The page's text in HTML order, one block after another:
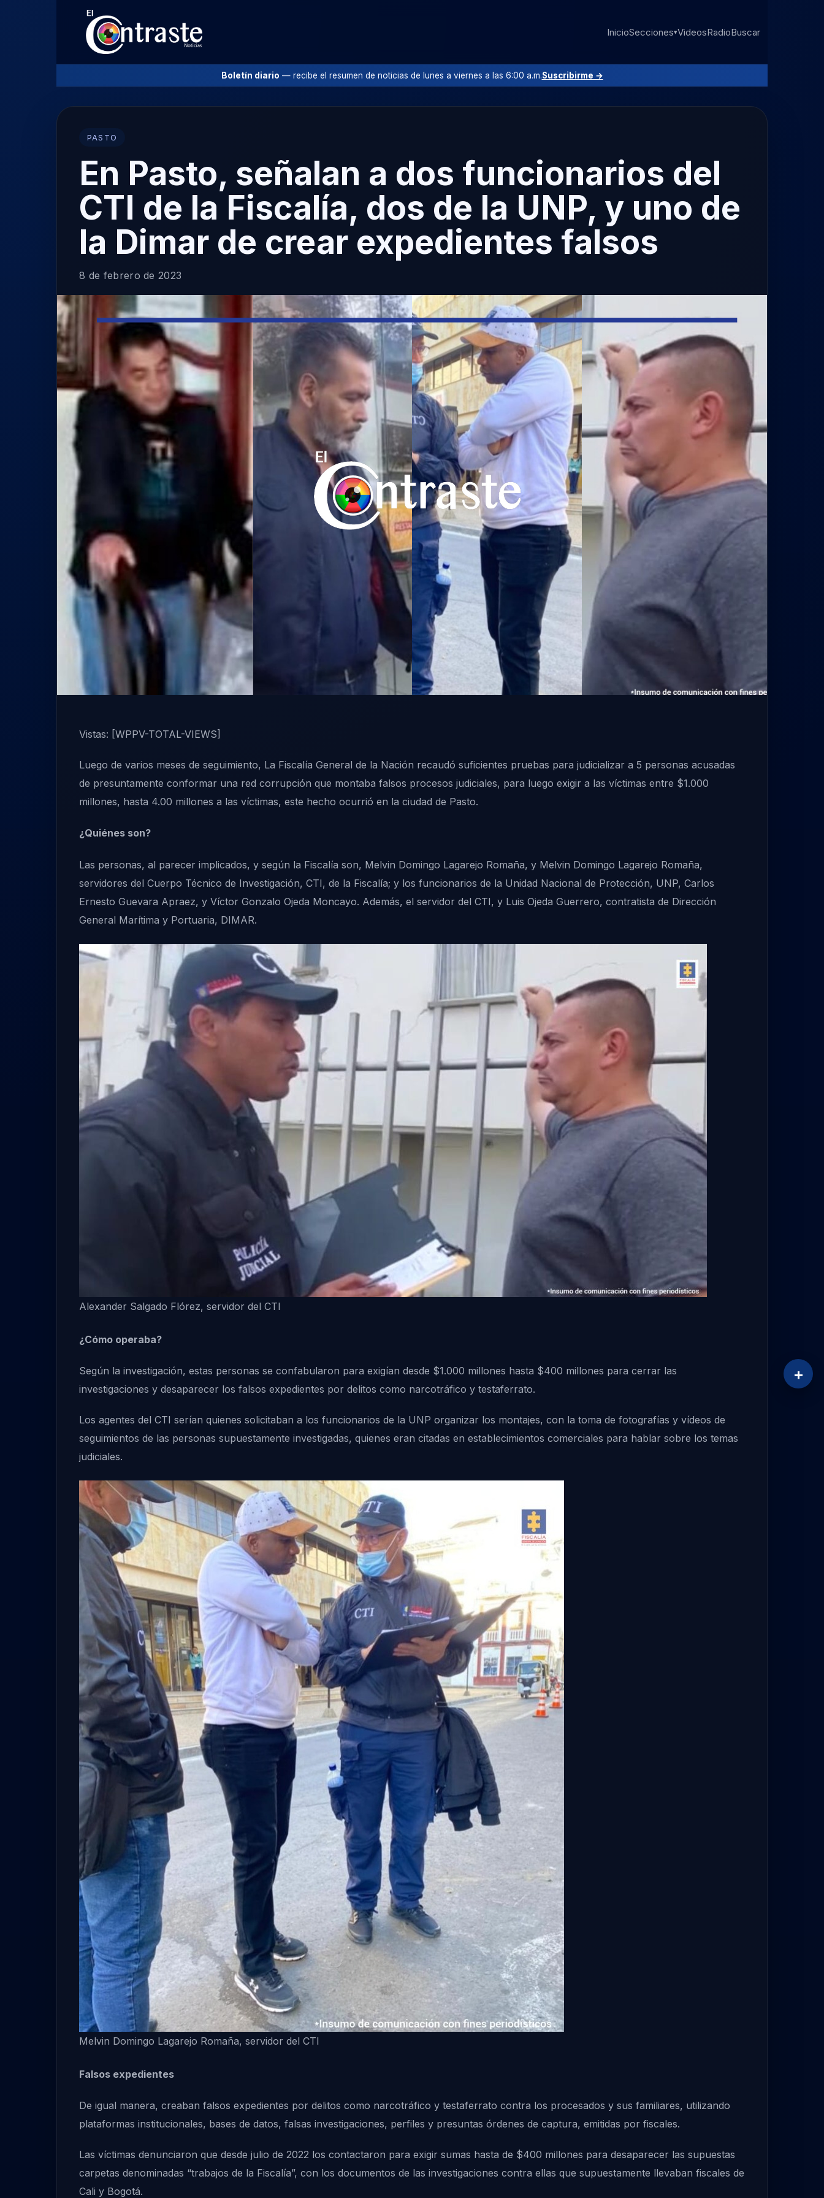
InicioSecciones▾VideosRadioBuscar
Boletín diario — recibe el resumen de noticias de lunes a viernes a las 6:00 a.m.Suscribirme →
PASTO
En Pasto, señalan a dos funcionarios del
CTI de la Fiscalía, dos de la UNP, y uno de
la Dimar de crear expedientes falsos
8 de febrero de 2023
Vistas: [WPPV-TOTAL-VIEWS]
Luego de varios meses de seguimiento, La Fiscalía General de la Nación recaudó suficientes pruebas para judicializar a 5 personas acusadas
de presuntamente conformar una red corrupción que montaba falsos procesos judiciales, para luego exigir a las víctimas entre $1.000
millones, hasta 4.00 millones a las víctimas, este hecho ocurrió en la ciudad de Pasto.
¿Quiénes son?
Las personas, al parecer implicados, y según la Fiscalía son, Melvin Domingo Lagarejo Romaña, y Melvin Domingo Lagarejo Romaña,
servidores del Cuerpo Técnico de Investigación, CTI, de la Fiscalía; y los funcionarios de la Unidad Nacional de Protección, UNP, Carlos
Ernesto Guevara Apraez, y Víctor Gonzalo Ojeda Moncayo. Además, el servidor del CTI, y Luis Ojeda Guerrero, contratista de Dirección
General Marítima y Portuaria, DIMAR.
Alexander Salgado Flórez, servidor del CTI
¿Cómo operaba?
Según la investigación, estas personas se confabularon para exigían desde $1.000 millones hasta $400 millones para cerrar las
investigaciones y desaparecer los falsos expedientes por delitos como narcotráfico y testaferrato.
Los agentes del CTI serían quienes solicitaban a los funcionarios de la UNP organizar los montajes, con la toma de fotografías y vídeos de
seguimientos de las personas supuestamente investigadas, quienes eran citadas en establecimientos comerciales para hablar sobre los temas
judiciales.
Melvin Domingo Lagarejo Romaña, servidor del CTI
Falsos expedientes
De igual manera, creaban falsos expedientes por delitos como narcotráfico y testaferrato contra los procesados y sus familiares, utilizando
plataformas institucionales, bases de datos, falsas investigaciones, perfiles y presuntas órdenes de captura, emitidas por fiscales.
Las víctimas denunciaron que desde julio de 2022 los contactaron para exigir sumas hasta de $400 millones para desaparecer las supuestas
carpetas denominadas “trabajos de la Fiscalía”, con los documentos de las investigaciones contra ellas que supuestamente llevaban fiscales de
Cali y Bogotá.
+